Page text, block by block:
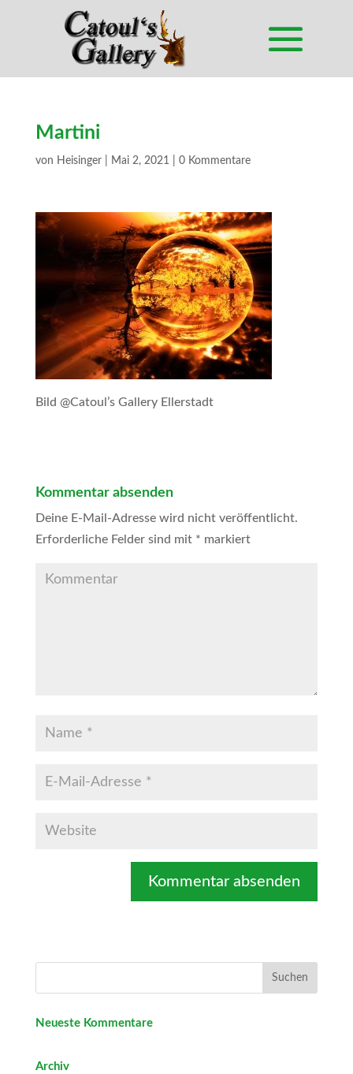
Martini
von Heisinger| Mai 2, 2021 0 Kommentare
Bild @Catoul’s Gallery Ellerstadt
Kommentar absenden
Deine E-Mail-Adresse wird nicht veröffentlicht.
Erforderliche Felder sind mit * markiert
Neueste Kommentare
Archiv